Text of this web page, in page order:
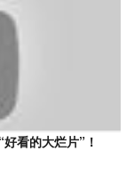
看的大烂片”！